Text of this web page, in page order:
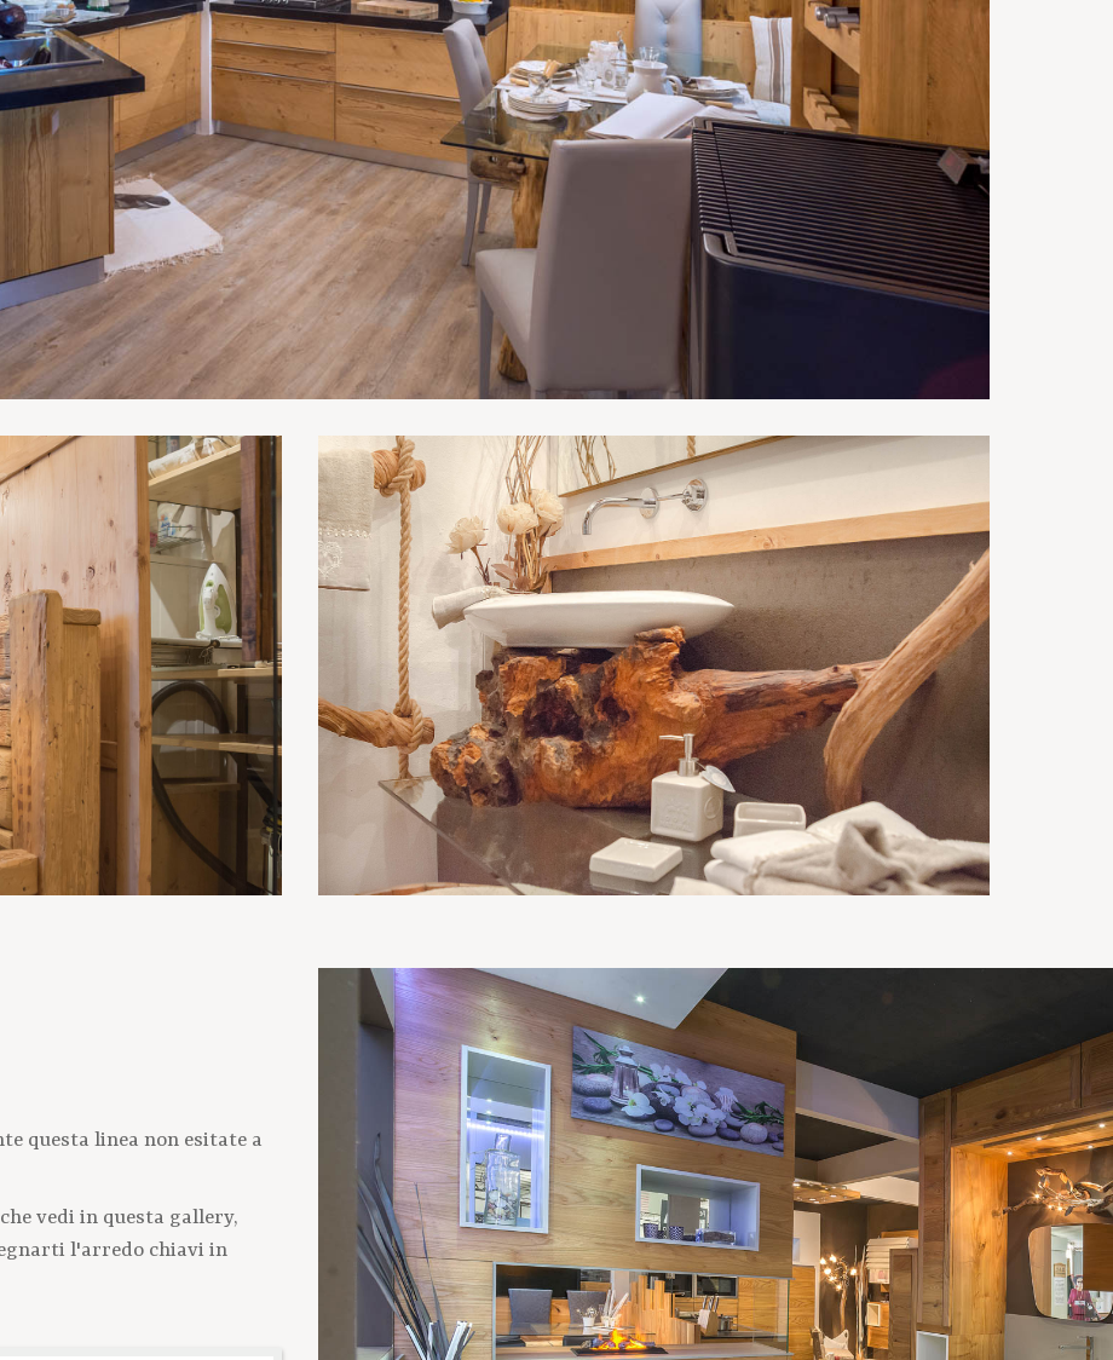
questa linea non esitate a
vedi in questa gallery,
l'arredo chiavi in